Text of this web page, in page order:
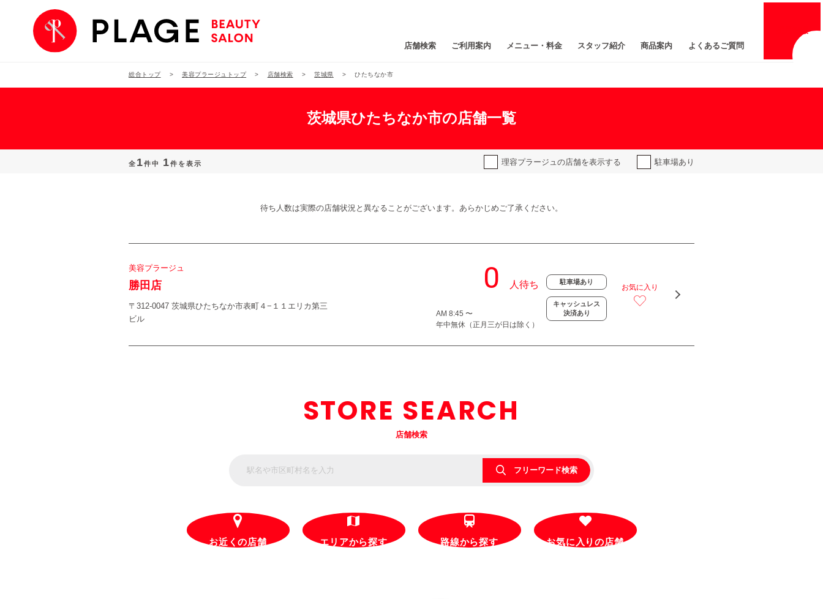
情報
店舗検索 ご利用案内 メニュー・料金 スタッフ紹介 商品案内 よくあるご質問
総合トップ 美容プラージュトップ 店舗検索 茨城県 ひたちなか市
茨城県ひたちなか市の店舗一覧
全 1件中 1件を表示 理容プラージュの店舗を表示する 駐車場あり
待ち人数は実際の店舗状況と異なることがございます。あらかじめご了承ください。
美容プラージュ
勝田店
〒312-0047 茨城県ひたちなか市表町４−１１エリカ第三
ビル
AM 8:45 〜
年中無休（正月三が日は除く）
駐車場あり
キャッシュレス
決済あり
お気に入り
STORE SEARCH
店舗検索
フリーワード検索
お近くの店舗 エリアから探す 路線から探す お気に入りの店舗